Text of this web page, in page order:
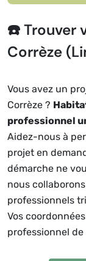
☎️ Trouver
Corrèze
Vous avez un
Corrèze ?
professionnel
Aidez-nous à
projet en
démarche ne
nous
professionnels
Vos
professionnel